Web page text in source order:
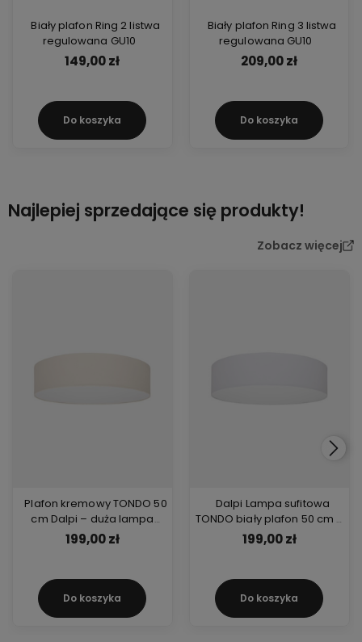
Biały plafon Ring 2 listwa
regulowana GU10
149,00 zł
Do koszyka
Biały plafon Ring 3 listwa
regulowana GU10
209,00 zł
Do koszyka
Najlepiej sprzedające się produkty!
Zobacz więcej
Plafon kremowy TONDO 50
cm Dalpi – duża lampa
sufitowa 3xE27 z abażurem z
tkaniny, idealna do salonu
199,00 zł
Do koszyka
Dalpi Lampa sufitowa
TONDO biały plafon 50 cm –
praktyczne oświetlenie E27
do dużych wnętrz i jadalni
199,00 zł
Do koszyka